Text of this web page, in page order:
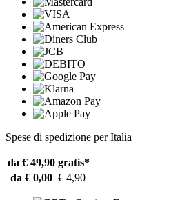
Spese di spedizione per Italia
da € 49,90 gratis*
da € 0,00 € 4,90